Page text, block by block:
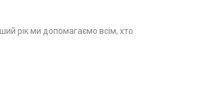
рік ми допомагаємо всім, хто